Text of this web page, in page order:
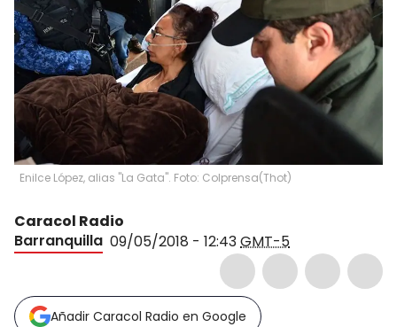
Enilce López, alias "La Gata". Foto: Colprensa(Thot)
Caracol Radio
Barranquilla 09/05/2018 - 12:43GMT-5
Añadir Caracol Radio en Google